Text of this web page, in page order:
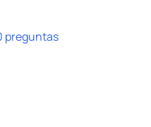
preguntas